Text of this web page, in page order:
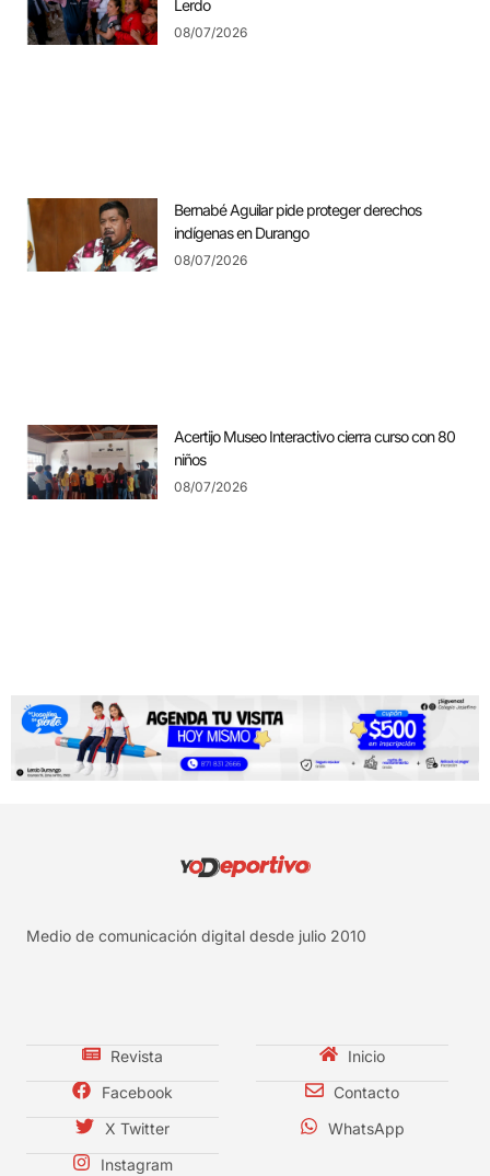
Lerdo
08/07/2026
Bernabé Aguilar pide proteger derechos
indígenas en Durango
08/07/2026
Acertijo Museo Interactivo cierra curso con 80
niños
08/07/2026
Medio de comunicación digital desde julio 2010
Revista
Facebook
X Twitter
Instagram
Inicio
Contacto
WhatsApp